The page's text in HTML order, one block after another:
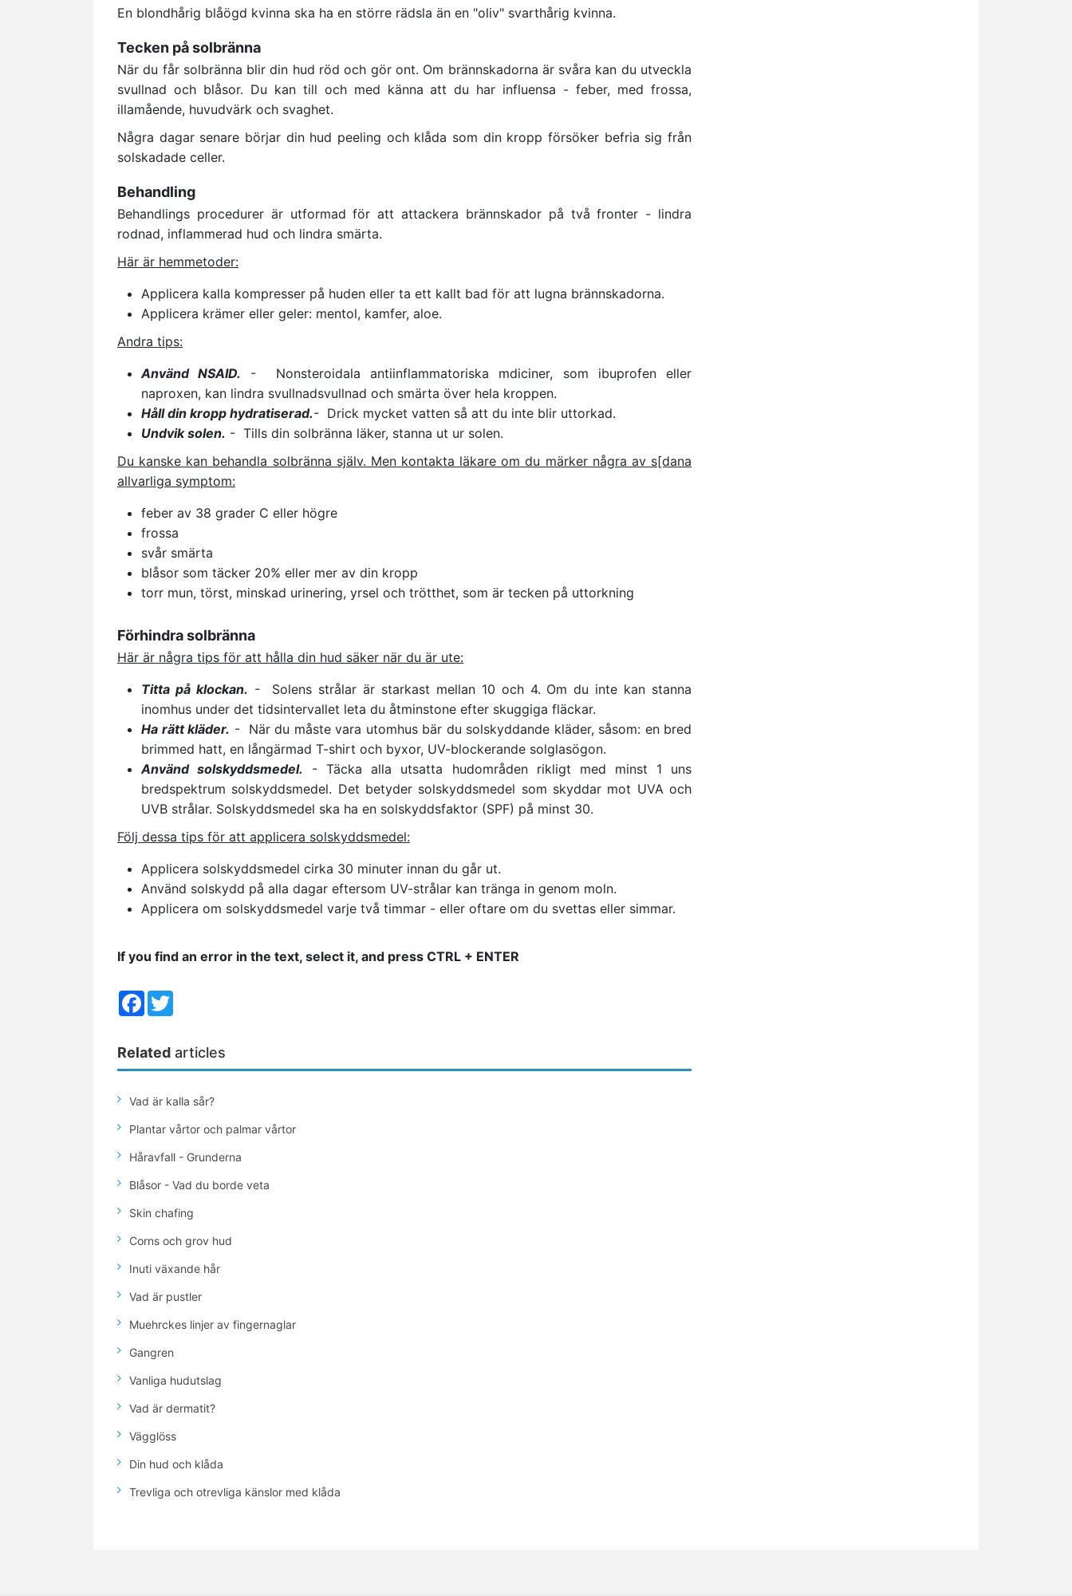
En blondhårig blåögd kvinna ska ha en större rädsla än en "oliv" svarthårig kvinna.
Tecken på solbränna
När du får solbränna blir din hud röd och gör ont. Om brännskadorna är svåra kan du utveckla
svullnad och blåsor. Du kan till och med känna att du har influensa - feber, med frossa,
illamående, huvudvärk och svaghet.
Några dagar senare börjar din hud peeling och klåda som din kropp försöker befria sig från
solskadade celler.
Behandling
Behandlings procedurer är utformad för att attackera brännskador på två fronter - lindra
rodnad, inflammerad hud och lindra smärta.
Här är hemmetoder:
Applicera kalla kompresser på huden eller ta ett kallt bad för att lugna brännskadorna.
Applicera krämer eller geler: mentol, kamfer, aloe.
Andra tips:
Använd NSAID.
- Nonsteroidala antiinflammatoriska mdiciner, som ibuprofen eller
naproxen, kan lindra svullnadsvullnad och smärta över hela kroppen.
Håll din kropp hydratiserad.- Drick mycket vatten så att du inte blir uttorkad.
Undvik solen. - Tills din solbränna läker, stanna ut ur solen.
Du kanske kan behandla solbränna själv. Men kontakta läkare om du märker några av s[dana
allvarliga symptom:
feber av 38 grader C eller högre
frossa
svår smärta
blåsor som täcker 20% eller mer av din kropp
torr mun, törst, minskad urinering, yrsel och trötthet, som är tecken på uttorkning
Förhindra solbränna
Här är några tips för att hålla din hud säker när du är ute:
Titta på klockan. - Solens strålar är starkast mellan 10 och 4. Om du inte kan stanna
inomhus under det tidsintervallet leta du åtminstone efter skuggiga fläckar.
Ha rätt kläder. - När du måste vara utomhus bär du solskyddande kläder, såsom: en bred
brimmed hatt, en långärmad T-shirt och byxor, UV-blockerande solglasögon.
Använd solskyddsmedel.
- Täcka alla utsatta hudområden rikligt med minst 1 uns
bredspektrum solskyddsmedel. Det betyder solskyddsmedel som skyddar mot UVA och
UVB strålar. Solskyddsmedel ska ha en solskyddsfaktor (SPF) på minst 30.
Följ dessa tips för att applicera solskyddsmedel:
Applicera solskyddsmedel cirka 30 minuter innan du går ut.
Använd solskydd på alla dagar eftersom UV-strålar kan tränga in genom moln.
Applicera om solskyddsmedel varje två timmar - eller oftare om du svettas eller simmar.
If you find an error in the text, select it, and press CTRL + ENTER
Facebook
Related articles
Vad är kalla sår?
Plantar vårtor och palmar vårtor
Håravfall - Grunderna
Blåsor - Vad du borde veta
Skin chafing
Corns och grov hud
Inuti växande hår
Vad är pustler
Muehrckes linjer av fingernaglar
Gangren
Vanliga hudutslag
Vad är dermatit?
Vägglöss
Din hud och klåda
Trevliga och otrevliga känslor med klåda